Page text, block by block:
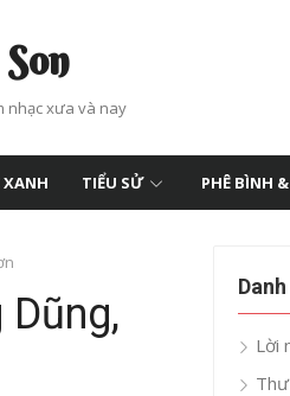
nhạc xưa và nay
XANH TIỂU SỬ PHÊ BÌNH
Lời